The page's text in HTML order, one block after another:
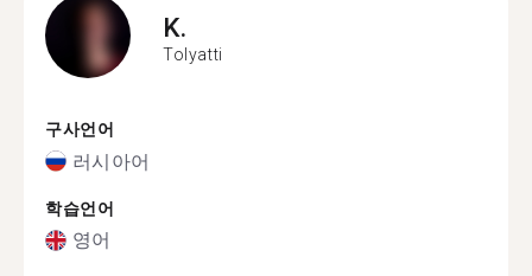
K.
Tolyatti
구사언어
러시아어
학습언어
영어